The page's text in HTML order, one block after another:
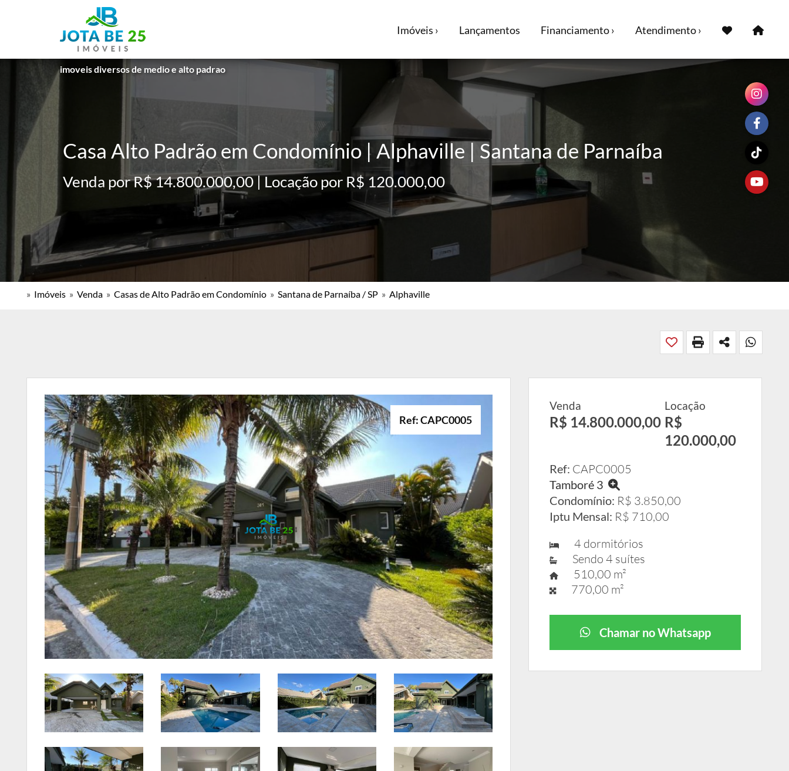
imoveis diversos de medio e alto padrao
Imóveis › Lançamentos Financiamento › Atendimento ›
Casa Alto Padrão em Condomínio | Alphaville | Santana de Parnaíba
Venda por R$ 14.800.000,00 | Locação por R$ 120.000,00
» Imóveis » Venda » Casas de Alto Padrão em Condomínio » Santana de Parnaíba / SP » Alphaville
Ref: CAPC0005
Venda
R$ 14.800.000,00
Locação
R$
120.000,00
Ref: CAPC0005
Tamboré 3
Condomínio: R$ 3.850,00
Iptu Mensal: R$ 710,00
4 dormitórios
Sendo 4 suítes
510,00 m²
770,00 m²
Chamar no Whatsapp